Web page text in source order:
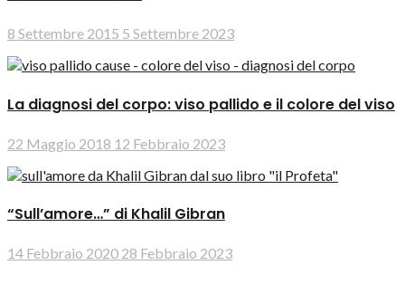
8 Settembre 2015 5 Settembre 2023
La diagnosi del corpo: viso pallido e il colore del viso
22 Maggio 2018 12 Febbraio 2023
“Sull’amore…” di Khalil Gibran
14 Febbraio 2020 28 Febbraio 2023